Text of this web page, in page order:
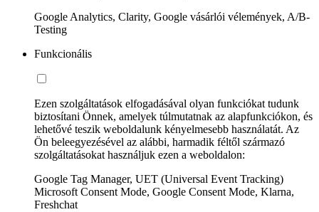
Google Analytics, Clarity, Google vásárlói vélemények, A/B-
Testing
Funkcionális
Ezen szolgáltatások elfogadásával olyan funkciókat tudunk
biztosítani Önnek, amelyek túlmutatnak az alapfunkciókon, és
lehetővé teszik weboldalunk kényelmesebb használatát. Az
Ön beleegyezésével az alábbi, harmadik féltől származó
szolgáltatásokat használjuk ezen a weboldalon:
Google Tag Manager, UET (Universal Event Tracking)
Microsoft Consent Mode, Google Consent Mode, Klarna,
Freshchat